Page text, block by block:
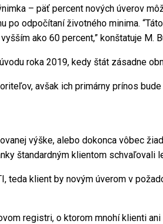
– päť percent nových úverov
odpočítaní životného minima.
ako 60 percent,” konštatuje M.
roka 2019, kedy štát zásadne
avšak ich primárny prínos
výške, alebo dokonca vôbec
štandardným klientom schvaľovali
teda klient by novým úverom v
registri, o ktorom mnohí klienti